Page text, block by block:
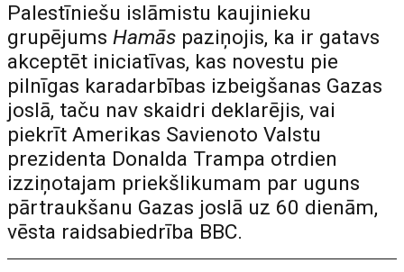
Palestīniešu islāmistu kaujinieku
grupējumsHamās paziņojis, ka ir gatavs
akceptēt iniciatīvas, kas novestu pie
pilnīgas karadarbības izbeigšanas Gazas
joslā, taču nav skaidri deklarējis, vai
piekrīt Amerikas Savienoto Valstu
prezidenta Donalda Trampa otrdien
izziņotajam priekšlikumam par uguns
pārtraukšanu Gazas joslā uz 60 dienām,
vēsta raidsabiedrība BBC.